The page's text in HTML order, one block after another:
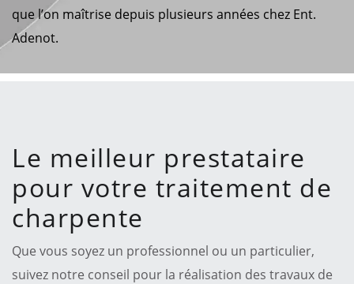
que l’on maîtrise depuis plusieurs années chez Ent.
Adenot.
Le meilleur prestataire
pour votre traitement de
charpente
Que vous soyez un professionnel ou un particulier,
suivez notre conseil pour la réalisation des travaux de